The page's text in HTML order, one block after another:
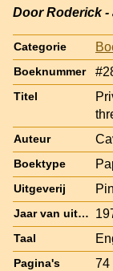
Door Roderick -
Categorie
Boeknummer
Titel
Auteur
Boektype
Uitgeverij
Jaar van uitgave
Taal
Pagina's 74